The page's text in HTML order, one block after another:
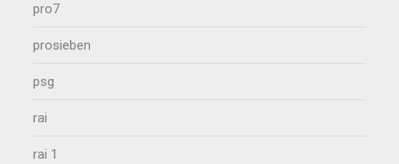
pro7
prosieben
psg
rai
rai 1